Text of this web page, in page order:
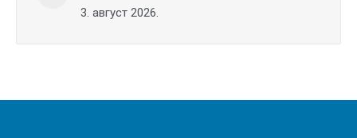
3. август 2026.